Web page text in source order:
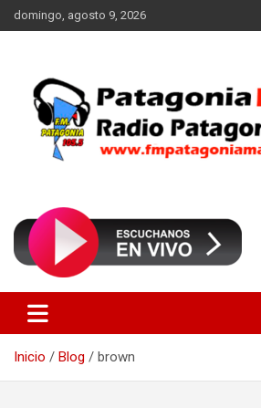
Saltar
al
domingo, agosto 9, 2026
FM Patagonia
Inicio Blog brown